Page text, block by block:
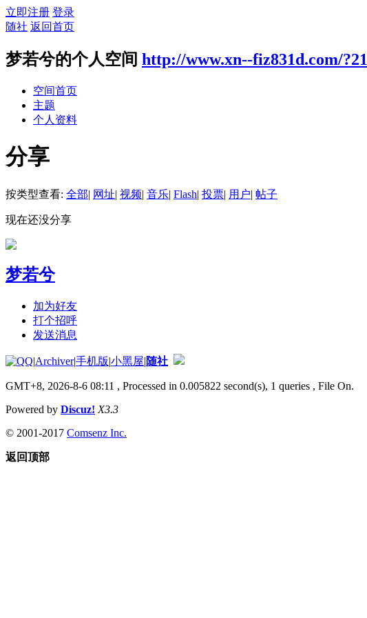
立即注册 登录
随社 返回首页
梦若兮的个人空间 http://www.xn--fiz831d.com/?21
空间首页
主题
个人资料
分享
按类型查看: 全部| 网址| 视频| 音乐| Flash| 投票| 用户| 帖子
现在还没分享
梦若兮
加为好友
打个招呼
发送消息
|Archiver|手机版|小黑屋|随社
GMT+8, 2026-8-6 08:11 , Processed in 0.005822 second(s), 1 queries , File On.
Powered by Discuz! X3.3
© 2001-2017 Comsenz Inc.
返回顶部